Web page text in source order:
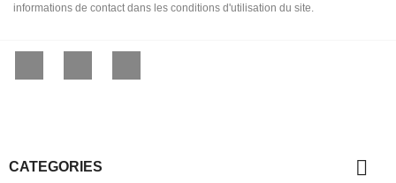
informations de contact dans les conditions d'utilisation du site.
CATEGORIES 